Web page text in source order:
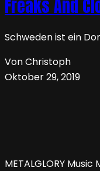
Freaks And
Schweden ist ein
Von Christoph
Oktober 29, 2019
METALGLORY